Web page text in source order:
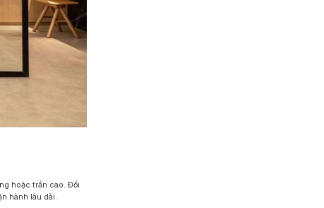
hoặc trần cao. Đối
hành lâu dài.